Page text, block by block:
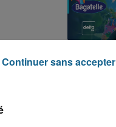
Continuer sans accepter